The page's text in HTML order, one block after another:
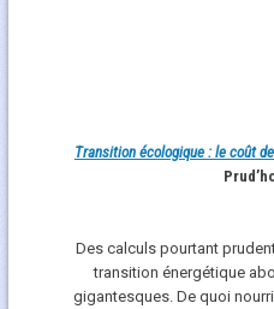
Transition écologique : le coût
Des calculs pourtant
transition énergétique
gigantesques. De quoi